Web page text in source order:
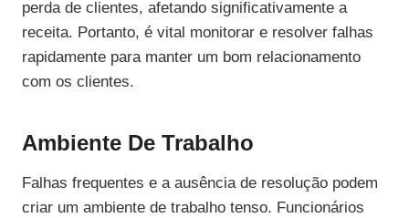
perda de clientes, afetando significativamente a
receita. Portanto, é vital monitorar e resolver falhas
rapidamente para manter um bom relacionamento
com os clientes.
Ambiente De Trabalho
Falhas frequentes e a ausência de resolução podem
criar um ambiente de trabalho tenso. Funcionários